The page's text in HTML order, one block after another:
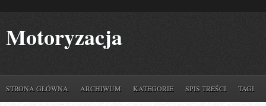
Motoryzacja
STRONA GŁÓWNA ARCHIWUM KATEGORIE SPIS TREŚCI TAGI